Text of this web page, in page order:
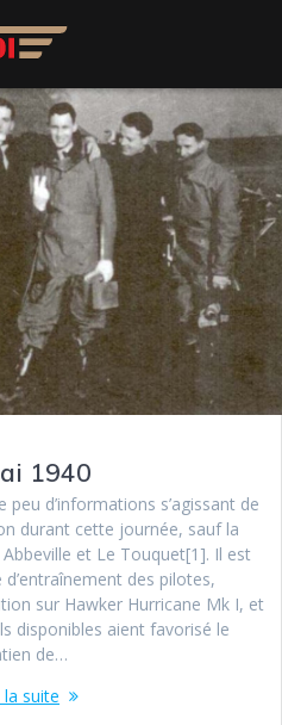
1940
d’informations s’agissant de
durant cette journée, sauf la
et Le Touquet[1]. Il est
des pilotes,
sur Hawker Hurricane Mk I, et
disponibles aient favorisé le
de…
la suite